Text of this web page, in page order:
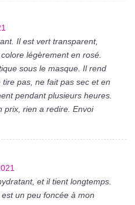
Il est vert transparent,
légèrement en rosé.
sous le masque. Il rend
pas, ne fait pas sec et en
pendant plusieurs heures.
prix, rien a redire. Envoi
et il tient longtemps.
un peu foncée à mon